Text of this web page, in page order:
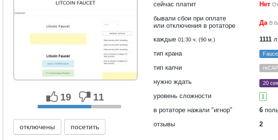
19 11
отключены посетить
сейчас платит
Нет
бывали сбои при оплате
или отключения в ротаторе
Да В
каждые 01:30 ч. (90 м.) 1111
тип крана
тип капчи
нужно ждать 20 сек.
уровень сложности 1
в ротаторе нажали "игнор" 6
отзывы
2